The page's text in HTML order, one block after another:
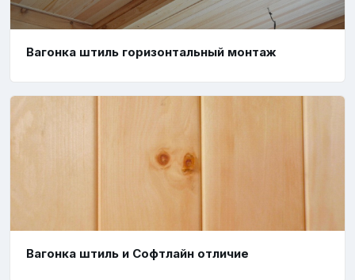
Вагонка штиль горизонтальный монтаж
Вагонка штиль и Софтлайн отличие